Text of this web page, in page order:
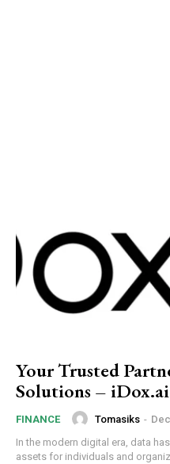
Your Trusted
Solutions – iDox.ai
FINANCE Tomasiks -
In the modern digital era, data
assets for individuals and